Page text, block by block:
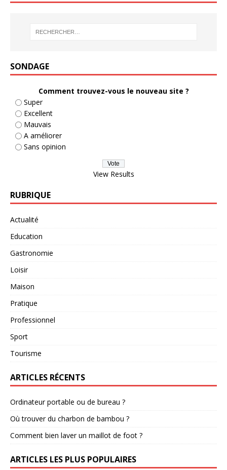
SONDAGE
Comment trouvez-vous le nouveau site ?
Super
Excellent
Mauvais
A améliorer
Sans opinion
View Results
RUBRIQUE
Actualité
Education
Gastronomie
Loisir
Maison
Pratique
Professionnel
Sport
Tourisme
ARTICLES RÉCENTS
Ordinateur portable ou de bureau ?
Où trouver du charbon de bambou ?
Comment bien laver un maillot de foot ?
ARTICLES LES PLUS POPULAIRES